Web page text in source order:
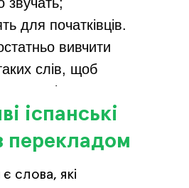
для початківців.
вивчити
слів, щоб
краще відчувати
слух.
є слова, які
іспанські
перекладом